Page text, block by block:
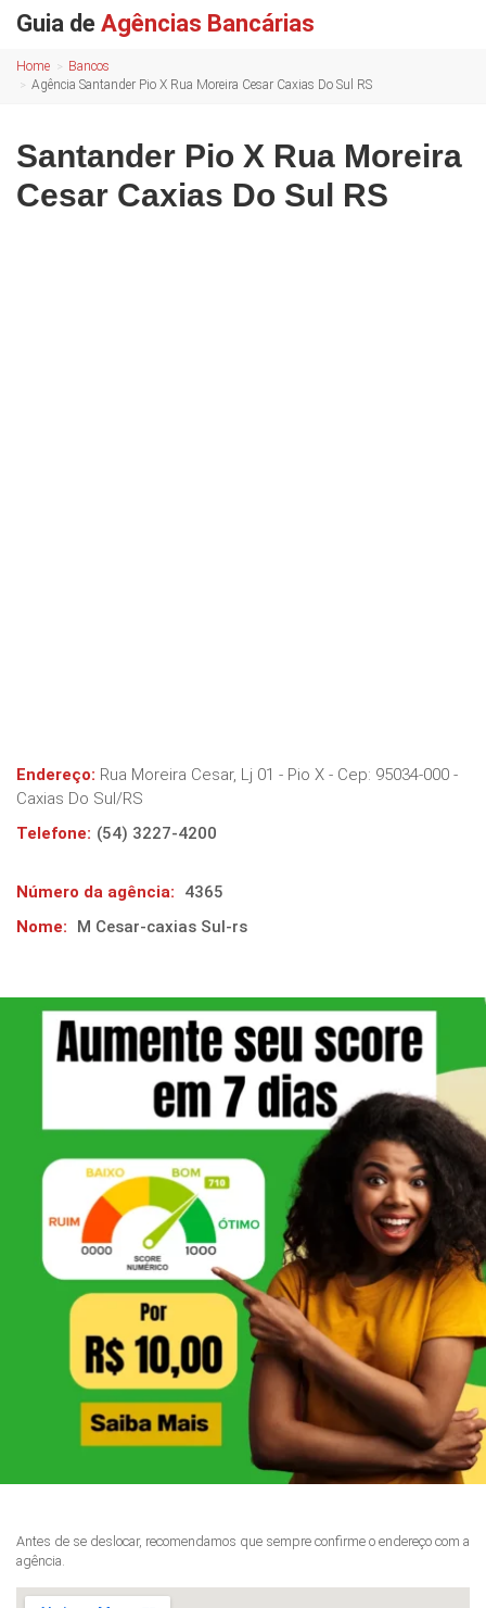
Guia de Agências Bancárias
Home
Bancos
Agência Santander Pio X Rua Moreira Cesar Caxias Do Sul RS
Santander Pio X Rua Moreira
Cesar Caxias Do Sul RS
Endereço: Rua Moreira Cesar, Lj 01 - Pio X - Cep: 95034-000 -
Caxias Do Sul/RS
Telefone: (54) 3227-4200
Número da agência:
4365
Nome:
M Cesar-caxias Sul-rs
Antes de se deslocar, recomendamos que sempre confirme o endereço com a
agência.